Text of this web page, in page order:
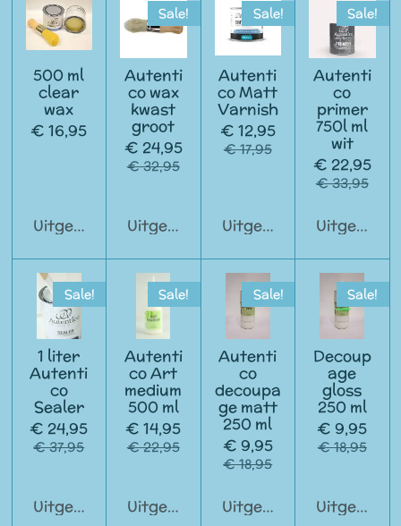
500 ml
clear
wax
€ 16,95
Uitgeschakeld
Sale!
Autenti
co wax
kwast
groot
€ 24,95
€ 32,95
Uitgeschakeld
Sale!
Autenti
co Matt
Varnish
€ 12,95
€ 17,95
Uitgeschakeld
Sale!
Autenti
co
primer
750l ml
wit
€ 22,95
€ 33,95
Sale!
1 liter
Autenti
co
Sealer
€ 24,95
€ 37,95
Uitgeschakeld
Sale!
Autenti
co Art
medium
500 ml
€ 14,95
€ 22,95
Uitgeschakeld
Sale!
Autenti
co
decoupa
ge matt
250 ml
€ 9,95
€ 18,95
Uitgeschakeld
Sale!
Decoup
age
gloss
250 ml
€ 9,95
€ 18,95